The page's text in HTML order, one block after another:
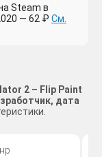
Steam в
— 62 ₽ См.
2 – Flip Paint
дата